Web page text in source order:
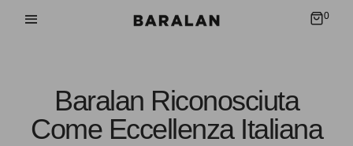
0
Baralan Riconosciuta
Come Eccellenza Italiana